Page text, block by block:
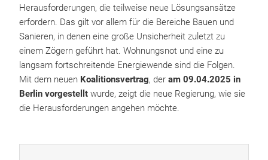
Herausforderungen, die teilweise neue Lösungsansätze
erfordern. Das gilt vor allem für die Bereiche Bauen und
Sanieren, in denen eine große Unsicherheit zuletzt zu
einem Zögern geführt hat. Wohnungsnot und eine zu
langsam fortschreitende Energiewende sind die Folgen.
Mit dem neuen Koalitionsvertrag, der am 09.04.2025 in
Berlin vorgestellt wurde, zeigt die neue Regierung, wie sie
die Herausforderungen angehen möchte.